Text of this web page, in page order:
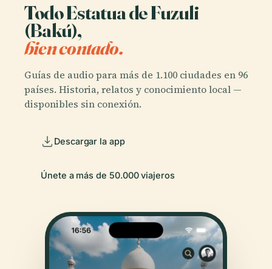
Todo Estatua de Fuzuli
(Bakú),
bien contado.
Guías de audio para más de 1.100 ciudades en 96
países. Historia, relatos y conocimiento local —
disponibles sin conexión.
Descargar la app
Únete a más de 50.000 viajeros